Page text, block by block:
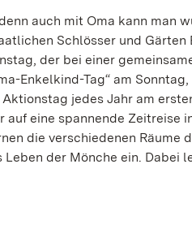
auch mit Oma kann man
Schlösser und Gärten
der bei einer
Enkelkind-Tag“ am Sonntag,
jedes Jahr am
eine spannende Zeitreise
die verschiedenen Räume
der Mönche ein. Dabei